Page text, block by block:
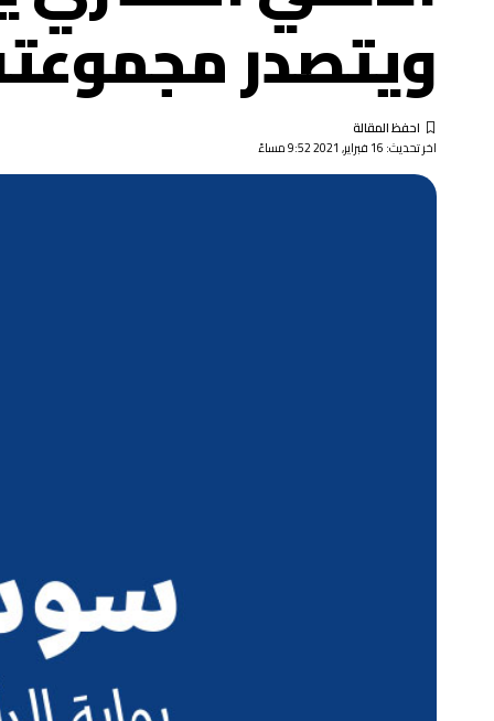
ويتصدر
اخر تحديث: 16 فبراير, 2021 9:52 مساءً